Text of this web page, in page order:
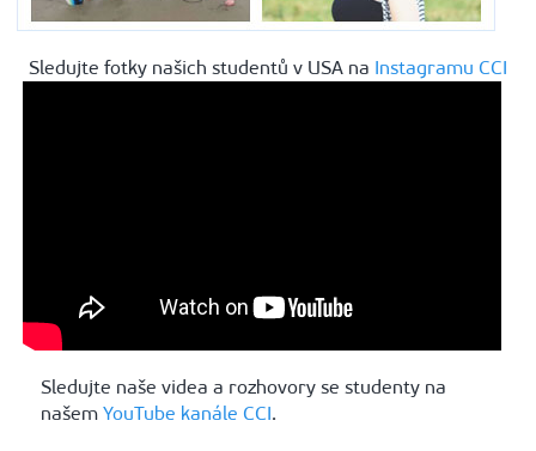
Sledujte fotky našich studentů v USA na Instagramu CCI
Sledujte naše videa a rozhovory se studenty na
našem YouTube kanále CCI.